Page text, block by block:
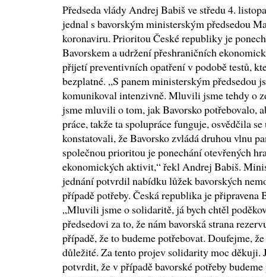
Předseda vlády Andrej Babiš ve středu 4.
jednal s bavorským ministerským předsedou
koronaviru. Prioritou České republiky je
Bavorskem a udržení přeshraničních
přijetí preventivních opatření v podobě testů,
bezplatné. „S panem ministerským předsedou
komunikoval intenzivně. Mluvili jsme tehdy o
jsme mluvili o tom, jak Bavorsko potřebovalo,
práce, takže ta spolupráce funguje, osvědčila
konstatovali, že Bavorsko zvládá druhou vlnu
společnou prioritou je ponechání otevřených
ekonomických aktivit,“ řekl Andrej Babiš.
jednání potvrdil nabídku lůžek bavorských
případě potřeby. Česká republika je připravena
„Mluvili jsme o solidaritě, já bych chtěl
předsedovi za to, že nám bavorská strana
případě, že to budeme potřebovat. Doufejme,
důležité. Za tento projev solidarity moc děkuji.
potvrdit, že v případě bavorské potřeby